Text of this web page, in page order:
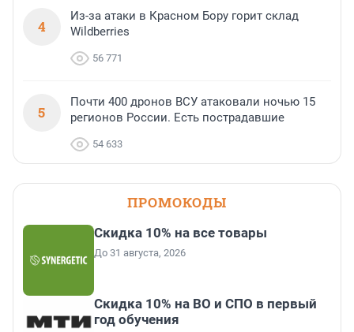
4
Из-за атаки в Красном Бору горит склад
Wildberries
56 771
5
Почти 400 дронов ВСУ атаковали ночью 15
регионов России. Есть пострадавшие
54 633
ПРОМОКОДЫ
Скидка 10% на все товары
До 31 августа, 2026
Скидка 10% на ВО и СПО в первый
год обучения